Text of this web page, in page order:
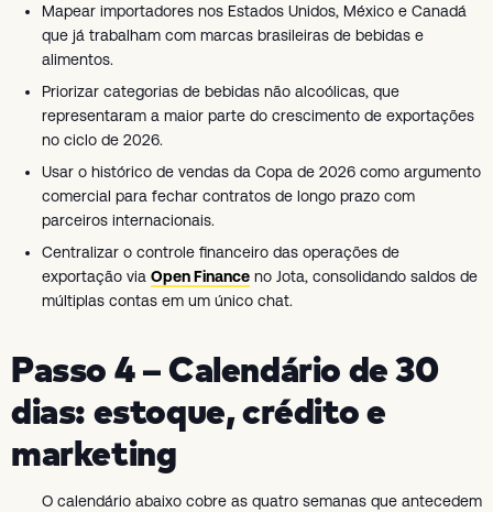
Mapear importadores nos Estados Unidos, México e Canadá
que já trabalham com marcas brasileiras de bebidas e
alimentos.
Priorizar categorias de bebidas não alcoólicas, que
representaram a maior parte do crescimento de exportações
no ciclo de 2026.
Usar o histórico de vendas da Copa de 2026 como argumento
comercial para fechar contratos de longo prazo com
parceiros internacionais.
Centralizar o controle financeiro das operações de
exportação via Open Finance no Jota, consolidando saldos de
múltiplas contas em um único chat.
Passo 4 – Calendário de 30
dias: estoque, crédito e
marketing
O calendário abaixo cobre as quatro semanas que antecedem